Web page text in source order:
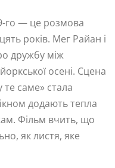
го — це розмова
років. Мег Райан і
дружбу між
осені. Сцена
те саме» стала
додають тепла
Фільм вчить, що
як листя, яке